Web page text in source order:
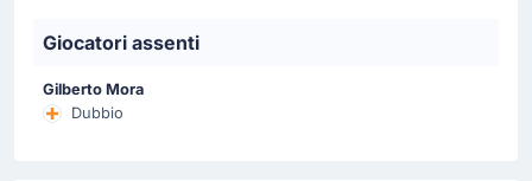
57'
Jae-sung Lee
Giocatori assenti
Gilberto Mora
Dubbio